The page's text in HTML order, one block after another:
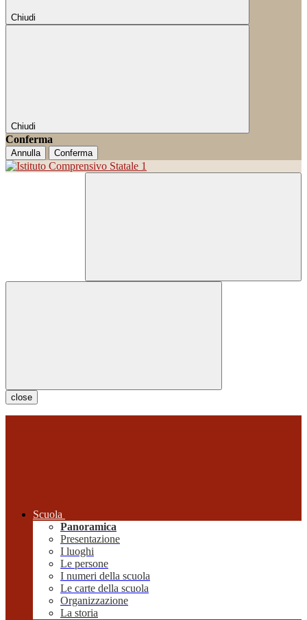
Chiudi
Chiudi
Conferma
Annulla Conferma
close
Scuola
Panoramica
Presentazione
I luoghi
Le persone
I numeri della scuola
Le carte della scuola
Organizzazione
La storia